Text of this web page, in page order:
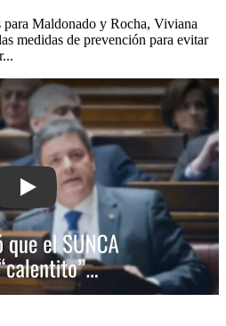
Maldonado y Rocha, Viviana
medidas de prevención para evitar
Play: Casaretto manifestó que el